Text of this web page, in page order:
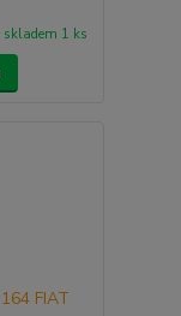
skladem 1 ks